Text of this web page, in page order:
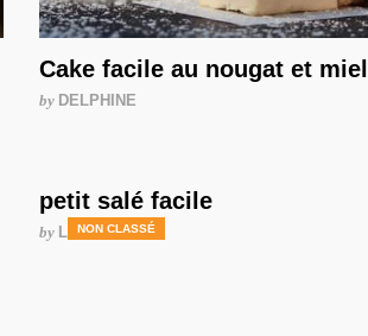
Cake facile au nougat et miel
by DELPHINE
NON CLASSÉ
petit salé facile
by LAURENCE